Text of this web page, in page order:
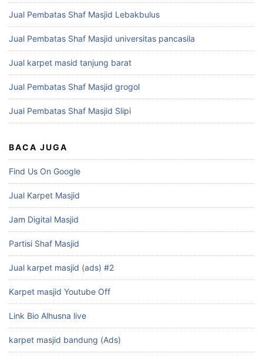
Jual Pembatas Shaf Masjid Lebakbulus
Jual Pembatas Shaf Masjid universitas pancasila
Jual karpet masid tanjung barat
Jual Pembatas Shaf Masjid grogol
Jual Pembatas Shaf Masjid Slipi
BACA JUGA
Find Us On Google
Jual Karpet Masjid
Jam Digital Masjid
Partisi Shaf Masjid
Jual karpet masjid (ads) #2
Karpet masjid Youtube Off
Link Bio Alhusna live
karpet masjid bandung (Ads)